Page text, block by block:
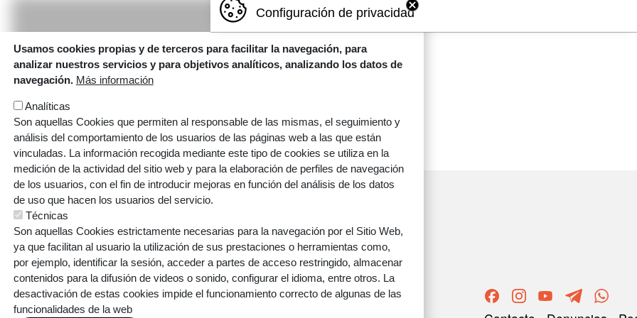
Paginación
Errotazar bidea, 126
20018 Donostia
ORRI-OINA
Configuración de privacidad
Usamos cookies propias y de terceros para facilitar la navegación, para
analizar nuestros servicios y para objetivos analíticos, analizando los datos de
navegación. Más información
Analíticas
Son aquellas Cookies que permiten al responsable de las mismas, el seguimiento y
análisis del comportamiento de los usuarios de las páginas web a las que están
vinculadas. La información recogida mediante este tipo de cookies se utiliza en la
medición de la actividad del sitio web y para la elaboración de perfiles de navegación
de los usuarios, con el fin de introducir mejoras en función del análisis de los datos
de uso que hacen los usuarios del servicio.
Técnicas
Son aquellas Cookies estrictamente necesarias para la navegación por el Sitio Web,
ya que facilitan al usuario la utilización de sus prestaciones o herramientas como,
por ejemplo, identificar la sesión, acceder a partes de acceso restringido, almacenar
contenidos para la difusión de videos o sonido, configurar el idioma, entre otros. La
desactivación de estas cookies impide el funcionamiento correcto de algunas de las
funcionalidades de la web